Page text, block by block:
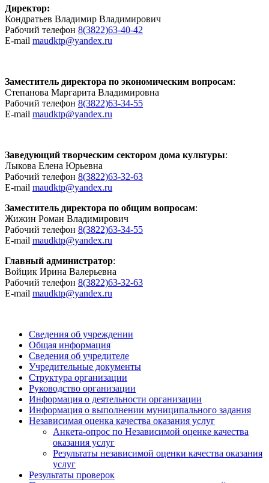
Директор:
Кондратьев Владимир Владимирович
Рабочий телефон 8(3822)63-40-42
E-mail maudktp@yandex.ru
Заместитель директора по экономическим вопросам:
Степанова Маргарита Владимировна
Рабочий телефон 8(3822)63-34-55
E-mail maudktp@yandex.ru
Заведующий творческим сектором дома культуры:
Лыкова Елена Юрьевна
Рабочий телефон 8(3822)63-32-63
E-mail maudktp@yandex.ru
Заместитель директора по общим вопросам:
Жижин Роман Владимирович
Рабочий телефон 8(3822)63-34-55
E-mail maudktp@yandex.ru
Главный администратор:
Войцик Ирина Валерьевна
Рабочий телефон 8(3822)63-32-63
E-mail maudktp@yandex.ru
Сведения об учреждении
Общая информация
Сведения об учредителе
Учредительные документы
Структура организации
Руководство организации
Информация о деятельности организации
Информация о выполнении муниципального задания
Независимая оценка качества оказания услуг
Анкета-опрос по Независимой оценке качества
оказания услуг
Результаты независимой оценки качества оказания
услуг
Результаты проверок